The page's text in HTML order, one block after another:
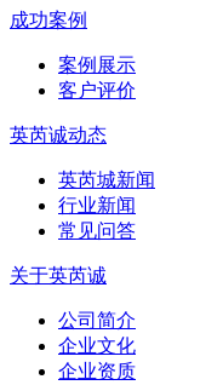
成功案例
案例展示
客户评价
英芮诚动态
英芮城新闻
行业新闻
常见问答
关于英芮诚
公司简介
企业文化
企业资质